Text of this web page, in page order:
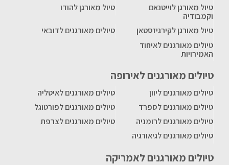
טיול מאורגן לוייטנאם
וקמבודיה
טיול מאורגן להודו
טיול מאורגן לקירגיזסטאן
טיולים מאורגנים לדובאי
טיולים מאורגנים לאיחוד
האמירויות
טיולים מאורגנים לאירופה
טיולים מאורגנים ליוון
טיולים מאורגנים לאיטליה
טיולים מאורגנים לספרד
טיולים מאורגנים לפורטוגל
טיולים מאורגנים לרומניה
טיולים מאורגנים לצרפת
טיולים מאורגנים לגיאורגיה
טיולים מאורגנים לאמריקה